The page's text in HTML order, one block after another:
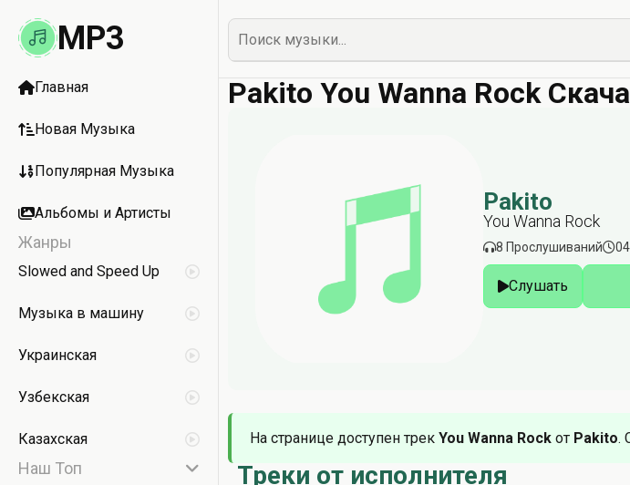
MP3
Главная
Новая Музыка
Популярная Музыка
Альбомы и Артисты
Жанры
Slowed and Speed Up
Музыка в машину
Украинская
Узбекская
Казахская
Наш Топ
Pakito You Wanna Rock
Pakito
You Wanna Rock
8 Прослушиваний
Слушать
На странице доступен трек You Wanna Rock от Pakito.
Треки от исполнителя